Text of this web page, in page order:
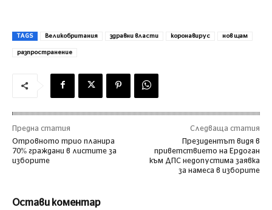
TAGS Великобритания здравни власти коронавирус нов щам
разпространение
Предна статия
Отровното трио планира
70% граждани в листите за
изборите
Следваща статия
Президентът видя в
приветствието на Ердоган
към ДПС недопустима заявка
за намеса в изборите
Остави коментар